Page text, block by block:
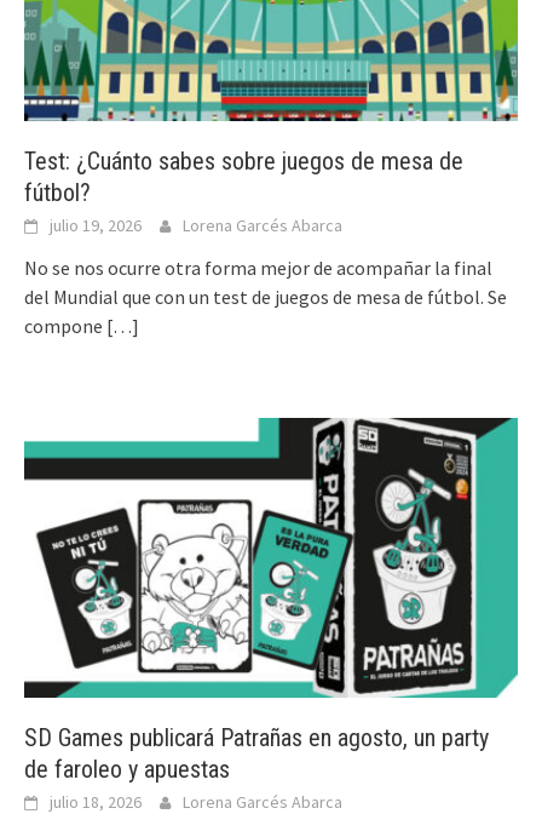
Test: ¿Cuánto sabes sobre juegos de mesa de
fútbol?
julio 19, 2026 Lorena Garcés Abarca
No se nos ocurre otra forma mejor de acompañar la final
del Mundial que con un test de juegos de mesa de fútbol. Se
compone […]
SD Games publicará Patrañas en agosto, un party
de faroleo y apuestas
julio 18, 2026 Lorena Garcés Abarca